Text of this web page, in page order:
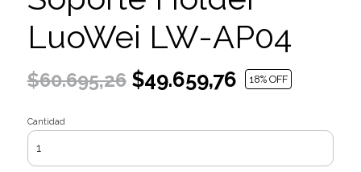
LuoWei LW-AP04
$60.695,26$49.659,76 18% OFF
Cantidad